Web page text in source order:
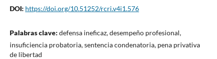
DOI: https://doi.org/10.51252/rcri.v4i1.576
Palabras clave: defensa ineficaz, desempeño profesional,
insuficiencia probatoria, sentencia condenatoria, pena privativa
de libertad